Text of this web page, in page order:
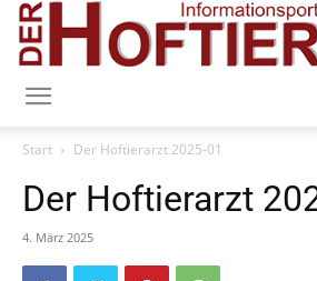
Start Der Hoftierarzt 2025-01
Der Hoftierarzt
4. März 2025